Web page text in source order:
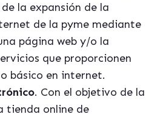
la expansión de la
de la pyme mediante
página web y/o la
que proporcionen
básico en internet.
. Con el objetivo de la
tienda online de